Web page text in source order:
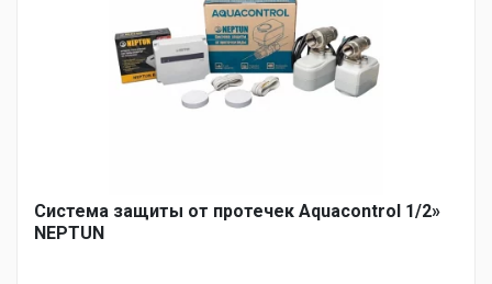
Система защиты от протечек Aquacontrol 1/2»
NEPTUN